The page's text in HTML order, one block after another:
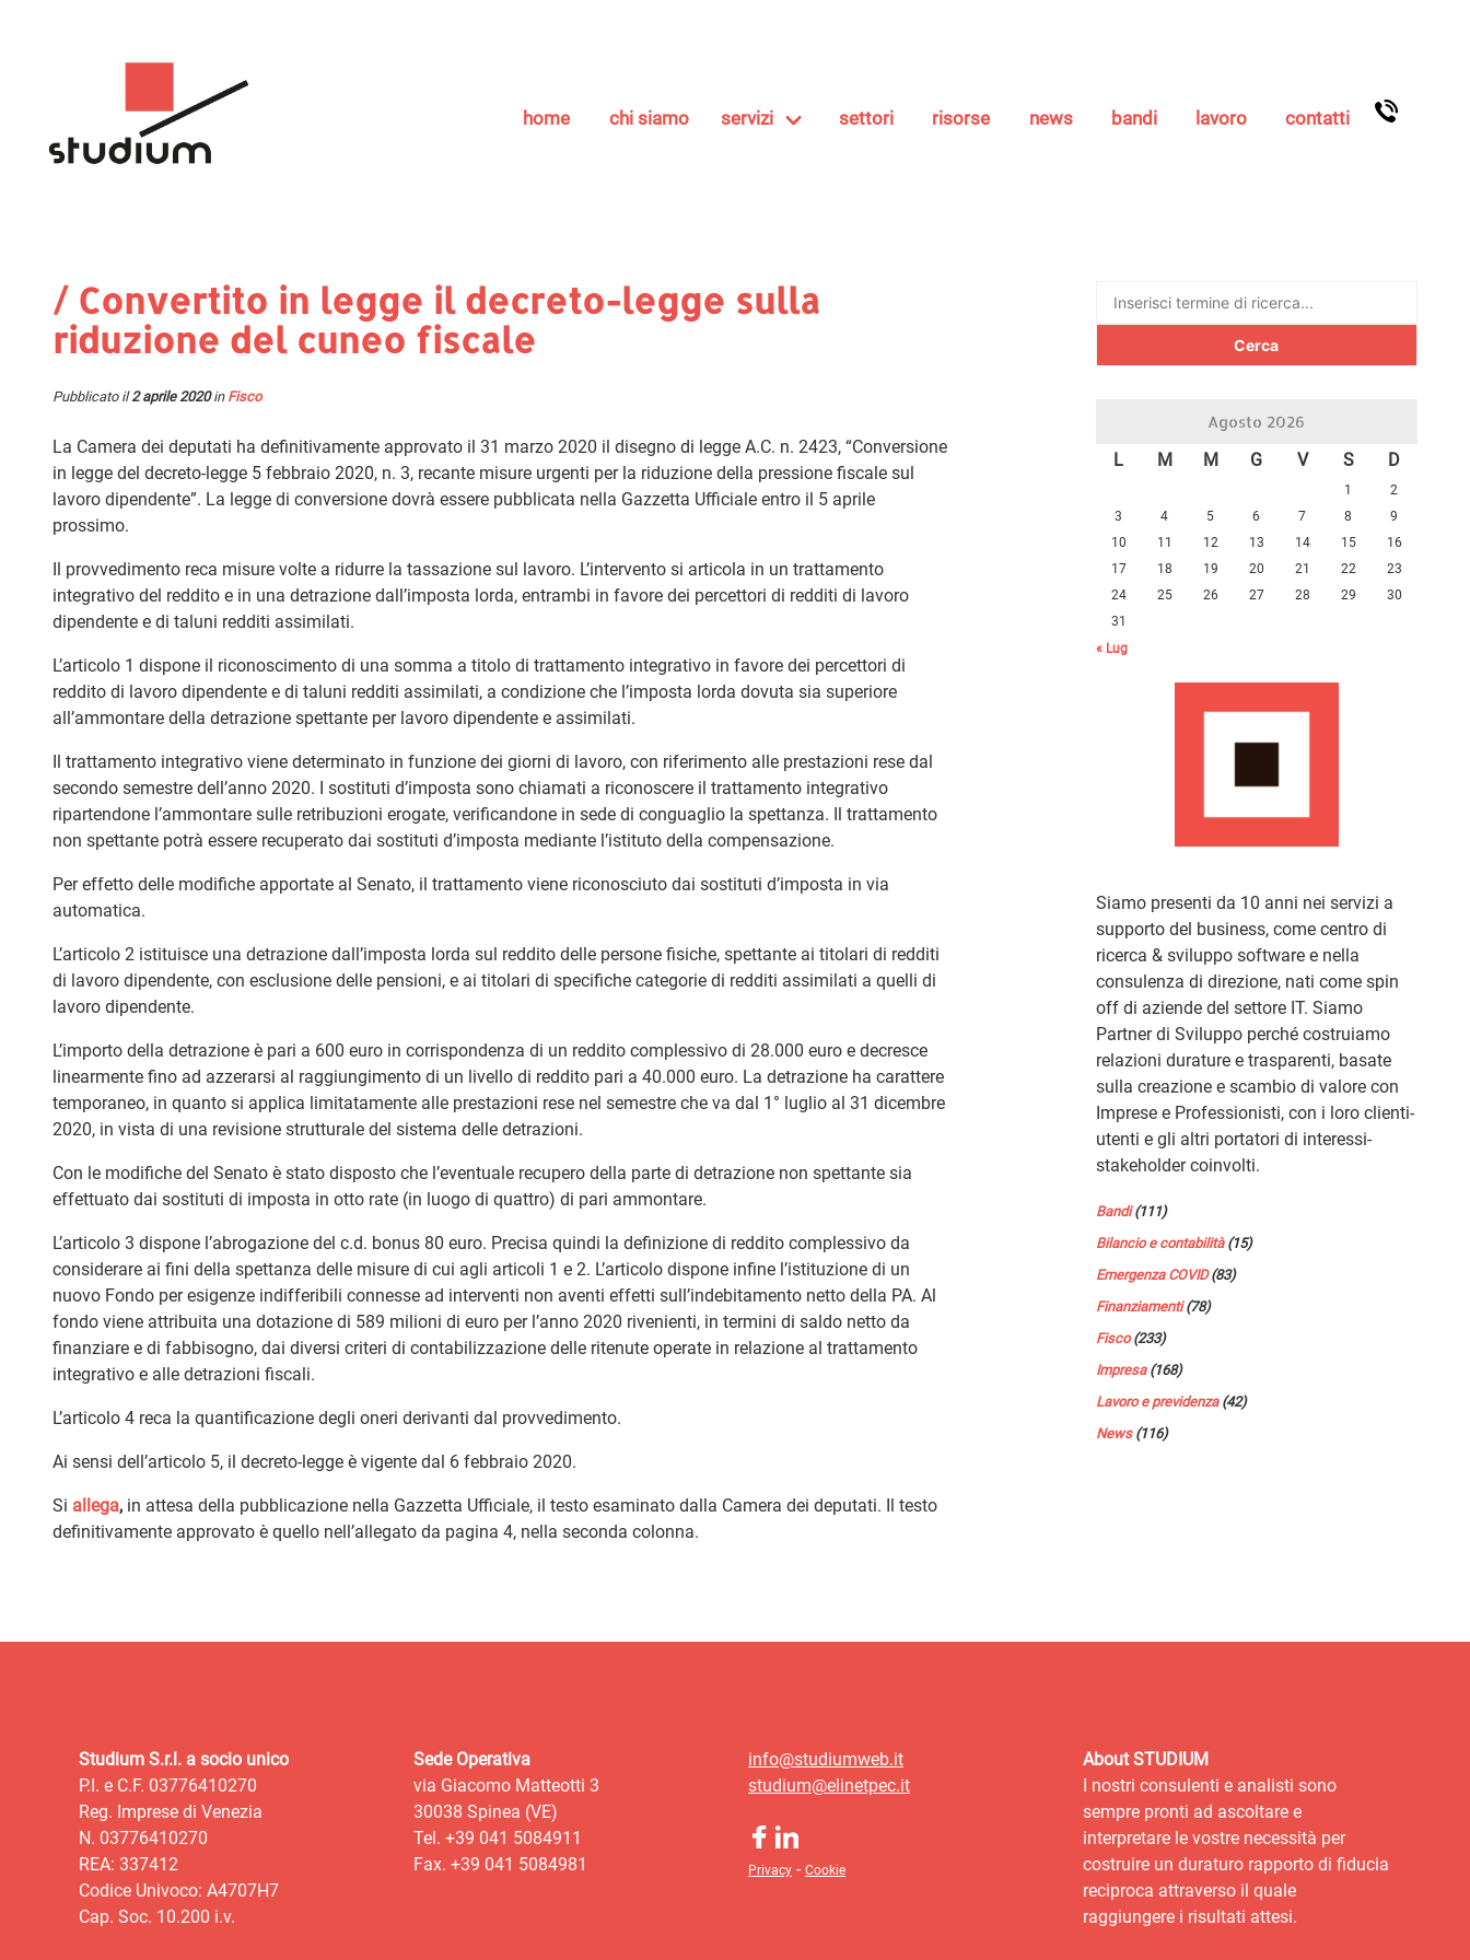
home chi siamo servizi settori risorse news bandi lavoro contatti
/ Convertito in legge il decreto-legge sulla
riduzione del cuneo fiscale
Pubblicato il2 aprile 2020in Fisco
La Camera dei deputati ha definitivamente approvato il 31 marzo 2020 il disegno di legge A.C. n. 2423, “Conversione
in legge del decreto-legge 5 febbraio 2020, n. 3, recante misure urgenti per la riduzione della pressione fiscale sul
lavoro dipendente”. La legge di conversione dovrà essere pubblicata nella Gazzetta Ufficiale entro il 5 aprile
prossimo.
Il provvedimento reca misure volte a ridurre la tassazione sul lavoro. L’intervento si articola in un trattamento
integrativo del reddito e in una detrazione dall’imposta lorda, entrambi in favore dei percettori di redditi di lavoro
dipendente e di taluni redditi assimilati.
L’articolo 1 dispone il riconoscimento di una somma a titolo di trattamento integrativo in favore dei percettori di
reddito di lavoro dipendente e di taluni redditi assimilati, a condizione che l’imposta lorda dovuta sia superiore
all’ammontare della detrazione spettante per lavoro dipendente e assimilati.
Il trattamento integrativo viene determinato in funzione dei giorni di lavoro, con riferimento alle prestazioni rese dal
secondo semestre dell’anno 2020. I sostituti d’imposta sono chiamati a riconoscere il trattamento integrativo
ripartendone l’ammontare sulle retribuzioni erogate, verificandone in sede di conguaglio la spettanza. Il trattamento
non spettante potrà essere recuperato dai sostituti d’imposta mediante l’istituto della compensazione.
Per effetto delle modifiche apportate al Senato, il trattamento viene riconosciuto dai sostituti d’imposta in via
automatica.
L’articolo 2 istituisce una detrazione dall’imposta lorda sul reddito delle persone fisiche, spettante ai titolari di redditi
di lavoro dipendente, con esclusione delle pensioni, e ai titolari di specifiche categorie di redditi assimilati a quelli di
lavoro dipendente.
L’importo della detrazione è pari a 600 euro in corrispondenza di un reddito complessivo di 28.000 euro e decresce
linearmente fino ad azzerarsi al raggiungimento di un livello di reddito pari a 40.000 euro. La detrazione ha carattere
temporaneo, in quanto si applica limitatamente alle prestazioni rese nel semestre che va dal 1° luglio al 31 dicembre
2020, in vista di una revisione strutturale del sistema delle detrazioni.
Con le modifiche del Senato è stato disposto che l’eventuale recupero della parte di detrazione non spettante sia
effettuato dai sostituti di imposta in otto rate (in luogo di quattro) di pari ammontare.
L’articolo 3 dispone l’abrogazione del c.d. bonus 80 euro. Precisa quindi la definizione di reddito complessivo da
considerare ai fini della spettanza delle misure di cui agli articoli 1 e 2. L’articolo dispone infine l’istituzione di un
nuovo Fondo per esigenze indifferibili connesse ad interventi non aventi effetti sull’indebitamento netto della PA. Al
fondo viene attribuita una dotazione di 589 milioni di euro per l’anno 2020 rivenienti, in termini di saldo netto da
finanziare e di fabbisogno, dai diversi criteri di contabilizzazione delle ritenute operate in relazione al trattamento
integrativo e alle detrazioni fiscali.
L’articolo 4 reca la quantificazione degli oneri derivanti dal provvedimento.
Ai sensi dell’articolo 5, il decreto-legge è vigente dal 6 febbraio 2020.
Si allega, in attesa della pubblicazione nella Gazzetta Ufficiale, il testo esaminato dalla Camera dei deputati. Il testo
definitivamente approvato è quello nell’allegato da pagina 4, nella seconda colonna.
Ricerca
Agosto 2026
L M M G V S D
1
2
3
4 5 6 7 8
9
10
11 12 13 14 15
16
17
18 19 20 21 22
23
24
25 26 27 28 29
30
31
« Lug
Siamo presenti da 10 anni nei servizi a
supporto del business, come centro di
ricerca & sviluppo software e nella
consulenza di direzione, nati come spin
off di aziende del settore IT. Siamo
Partner di Sviluppo perché costruiamo
relazioni durature e trasparenti, basate
sulla creazione e scambio di valore con
Imprese e Professionisti, con i loro clienti-
utenti e gli altri portatori di interessi-
stakeholder coinvolti.
Bandi(111)
Bilancio e contabilità(15)
Emergenza COVID(83)
Finanziamenti(78)
Fisco(233)
Impresa(168)
Lavoro e previdenza(42)
News(116)
Studium S.r.l. a socio unico
P.I. e C.F. 03776410270
Reg. Imprese di Venezia
N. 03776410270
REA: 337412
Codice Univoco: A4707H7
Cap. Soc. 10.200 i.v.
Sede Operativa
via Giacomo Matteotti 3
30038 Spinea (VE)
Tel. +39 041 5084911
Fax. +39 041 5084981
info@studiumweb.it
studium@elinetpec.it
Privacy - Cookie
About STUDIUM
I nostri consulenti e analisti sono
sempre pronti ad ascoltare e
interpretare le vostre necessità per
costruire un duraturo rapporto di fiducia
reciproca attraverso il quale
raggiungere i risultati attesi.